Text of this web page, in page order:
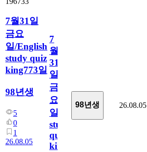
7월31일
금요
일/English
study quiz
king773일
98년생
5
0
1
26.08.05
7
월
31
일
금
요
일/English
study
quiz
king773
98년생 26.08.05